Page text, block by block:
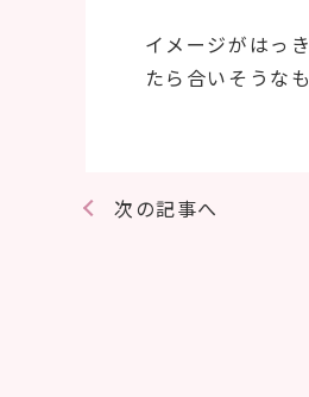
イメージがはっ
たら合いそうな
次の記事へ